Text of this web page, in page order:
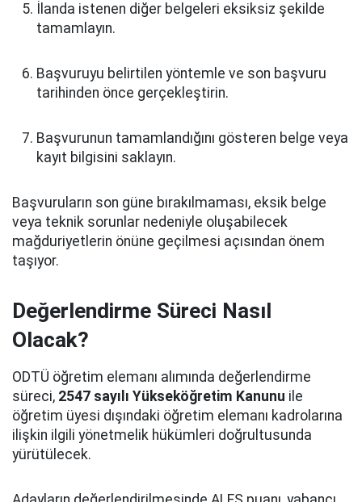
İlanda istenen diğer belgeleri eksiksiz şekilde
tamamlayın.
Başvuruyu belirtilen yöntemle ve son başvuru
tarihinden önce gerçekleştirin.
Başvurunun tamamlandığını gösteren belge veya
kayıt bilgisini saklayın.
Başvuruların son güne bırakılmaması, eksik belge
veya teknik sorunlar nedeniyle oluşabilecek
mağduriyetlerin önüne geçilmesi açısından önem
taşıyor.
Değerlendirme Süreci Nasıl
Olacak?
ODTÜ öğretim elemanı alımında değerlendirme
süreci, 2547 sayılı Yükseköğretim Kanunu ile
öğretim üyesi dışındaki öğretim elemanı kadrolarına
ilişkin ilgili yönetmelik hükümleri doğrultusunda
yürütülecek.